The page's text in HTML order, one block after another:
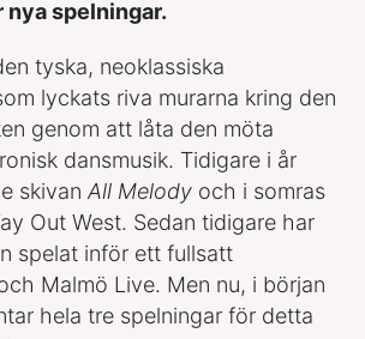
spelningar.
tyska, neoklassiska
lyckats riva murarna kring den
genom att låta den möta
dansmusik. Tidigare i år
skivan All Melody och i somras
Out West. Sedan tidigare har
spelat inför ett fullsatt
Malmö Live. Men nu, i början
hela tre spelningar för detta